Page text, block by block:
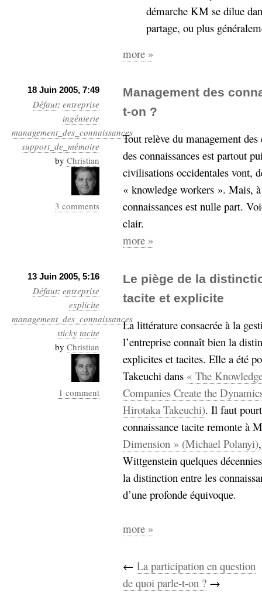
démarche KM se dilue
partage, ou plus
more »
18 Juin 2005, 7:49
Défaut: entreprise
ingénierie
management_des_connaissances
support_de_mémoire
by Christian
3 comments
Management des
t-on ?
Tout relève du management
des connaissances est partout
civilisations occidentales vont,
« knowledge workers ». Mais,
connaissances est nulle part.
clair.
more »
13 Juin 2005, 5:16
Défaut: entreprise
explicite
management_des_connaissances
sticky tacite
by Christian
1 comment
Le piège de la
tacite et explicite
La littérature consacrée à la
l’entreprise connaît bien la
explicites et tacites. Elle a été
Takeuchi dans « The
Companies Create the
Hirotaka Takeuchi). Il faut
connaissance tacite remonte à
Dimension » (Michael Polanyi)
Wittgenstein quelques
la distinction entre les
d’une profonde équivoque.
more »
← La participation en question
de quoi parle-t-on ? →